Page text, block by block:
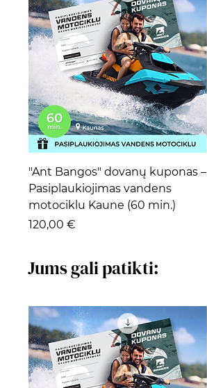
"Ant Bangos" dovanų kuponas –
Pasiplaukiojimas vandens
motociklu Kaune (60 min.)
Kaina
120,00 €
Jums gali patikti: